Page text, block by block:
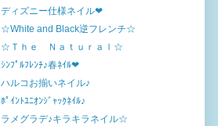
ディズニー仕様ネイル❤
☆White and Black逆フレンチ☆
☆Ｔｈｅ Ｎａｔｕｒａｌ☆
ｼﾝﾌﾟﾙﾌﾚﾝﾁ♪春ﾈｲﾙ❤
ハルコお揃いネイル♪
ﾎﾟｲﾝﾄﾕﾆｵﾝｼﾞｬｯｸﾈｲﾙ♪
ラメグラデ♪キラキラネイル☆